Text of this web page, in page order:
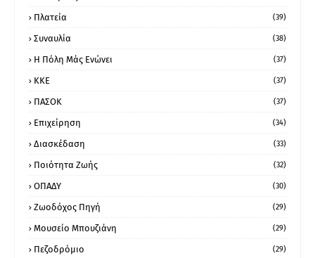
Πλατεία (39)
Συναυλία (38)
Η Πόλη Μάς Ενώνει (37)
ΚΚΕ (37)
ΠΑΣΟΚ (37)
Επιχείρηση (34)
Διασκέδαση (33)
Ποιότητα Ζωής (32)
ΟΠΑΔΥ (30)
Ζωοδόχος Πηγή (29)
Μουσείο Μπουζιάνη (29)
Πεζοδρόμιο (29)